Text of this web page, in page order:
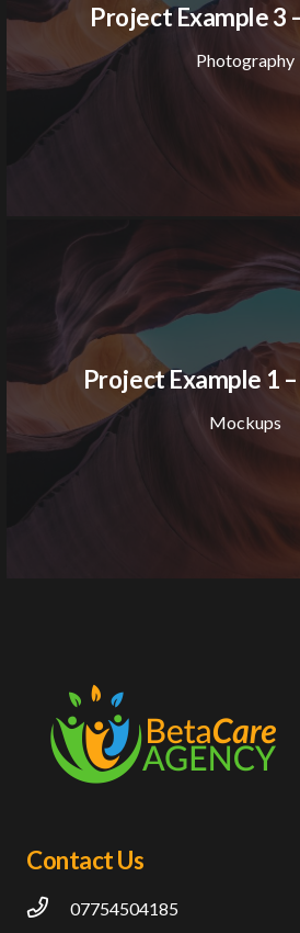
Project Example 3
Photography
Project Example 1
Mockups
Contact Us
07754504185